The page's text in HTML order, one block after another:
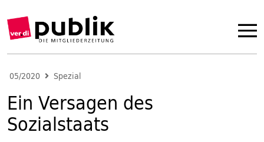
05/2020 Spezial
Ein Versagen des
Sozialstaats